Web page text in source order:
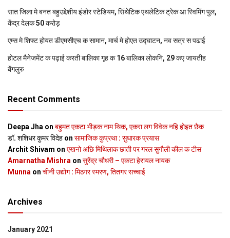
सात जिला मे बनत बहुउद्देशीय इंडोर स्‍टेडि‍यम, सिंथेटिक एथलेटिक ट्रेक आ स्विमिंग पुल,
केंद्र देलक 50 करोड़
एम्स मे शिफ्ट होयत डीएमसीएच क सामान, मार्च मे होएत उद्घाटन, नव सत्र स पढाई
होटल मैनेजमेंट क पढ़ाई करती बालिका गृह क 16 बालिका लोकनि, 29 कए जायतीह
बेंगलुरु
Recent Comments
Deepa Jha on बहुमत एकटा भीड़क नाम थिक, एकरा लग विवेक नहि होइत छैक
डॉ. शशिधर कुमर विदेह on सामाजिक कुप्रथा : सुधारक प्रयास
Archit Shivam on एखनो अछि मिथिलाक छाती पर गरल सुगौली कील क टीस
Amarnatha Mishra on सुरेंद्र चौधरी – एकटा हेरायल नायक
Munna on चीनी उद्योग : मिठगर स्‍मरण, तितगर सच्‍चाई
Archives
January 2021